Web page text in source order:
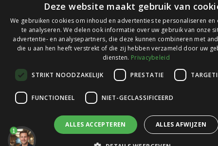
© 2026 Ledlichtdiscounter.nl
op
Webwinkelkeur
1
Deze website maakt gebruik van
We gebruiken cookies om inhoud en advertenties te personaliseren en
te analyseren. We delen ook informatie over uw gebruik van onze
advertentie- en analysepartners, die deze kunnen combineren met
die u aan hen heeft verstrekt of die zij hebben verzameld door uw
diensten. Privacybeleid
STRIKT NOODZAKELIJK PRESTATIE
FUNCTIONEEL NIET-GECLASSIFICEERD
ALLES ACCEPTEREN ALLES AFWIJZEN